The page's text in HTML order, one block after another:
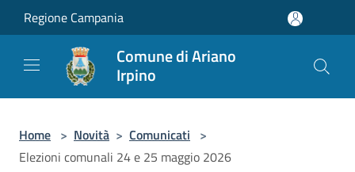
Salta al contenuto principale
Regione Campania
Comune di Ariano
Irpino
Home > Novità > Comunicati >
Elezioni comunali 24 e 25 maggio 2026